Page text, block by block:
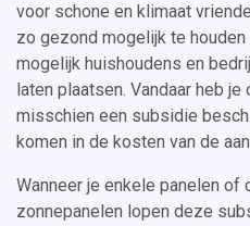
voor schone en klimaat
zo gezond mogelijk te
mogelijk huishoudens en
laten plaatsen. Vandaar heb
misschien een subsidie
komen in de kosten van de
Wanneer je enkele panelen of
zonnepanelen lopen deze